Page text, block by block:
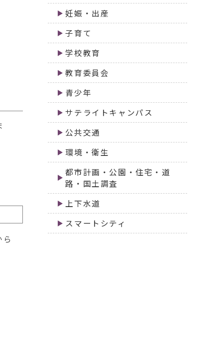
妊娠・出産
子育て
学校教育
教育委員会
青少年
サテライトキャンパス
公共交通
環境・衛生
都市計画・公園・住宅・道
路・国土調査
上下水道
スマートシティ